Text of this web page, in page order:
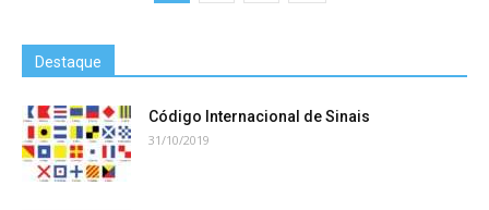
Destaque
Código Internacional de Sinais
31/10/2019